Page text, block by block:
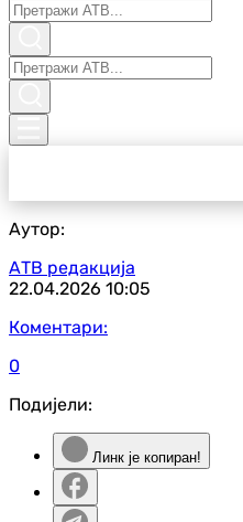
Аутор:
АТВ редакција
22.04.2026 10:05
Коментари:
0
Подијели:
Линк је копиран!